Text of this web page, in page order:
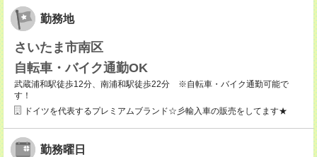
勤務地
さいたま市南区
自転車・バイク通勤OK
武蔵浦和駅徒歩12分、南浦和駅徒歩22分 ※自転車・バイク通勤可能で
す！
ドイツを代表するプレミアムブランド☆彡輸入車の販売をしてます★
勤務曜日